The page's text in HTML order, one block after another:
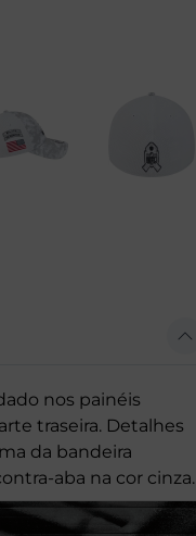
nos painéis
traseira. Detalhes
da bandeira
aba na cor cinza.